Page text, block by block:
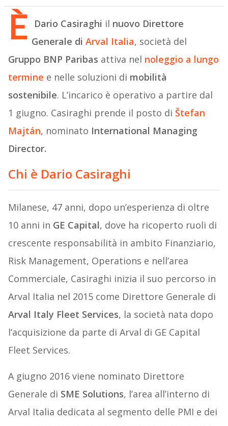
È Dario Casiraghi il nuovo Direttore
Generale di Arval Italia, società del
Gruppo BNP Paribas attiva nel noleggio a lungo
termine e nelle soluzioni di mobilità
sostenibile. L’incarico è operativo a partire dal
1 giugno. Casiraghi prende il posto di Štefan
Majtán, nominato International Managing
Director.
Chi è Dario Casiraghi
Milanese, 47 anni, dopo un’esperienza di oltre
10 anni in GE Capital, dove ha ricoperto ruoli di
crescente responsabilità in ambito Finanziario,
Risk Management, Operations e nell’area
Commerciale, Casiraghi inizia il suo percorso in
Arval Italia nel 2015 come Direttore Generale di
Arval Italy Fleet Services, la società nata dopo
l’acquisizione da parte di Arval di GE Capital
Fleet Services.
A giugno 2016 viene nominato Direttore
Generale di SME Solutions, l’area all’interno di
Arval Italia dedicata al segmento delle PMI e dei